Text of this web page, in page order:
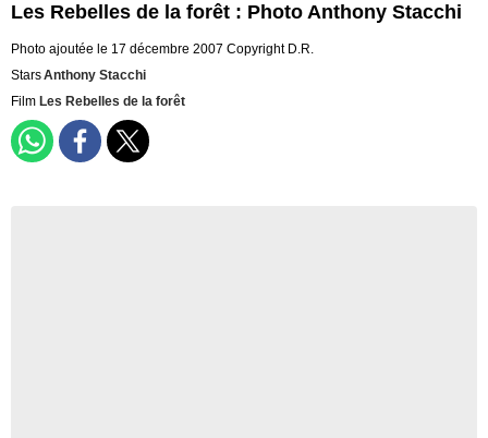
Les Rebelles de la forêt : Photo Anthony Stacchi
Photo ajoutée le 17 décembre 2007 Copyright D.R.
StarsAnthony Stacchi
Film Les Rebelles de la forêt